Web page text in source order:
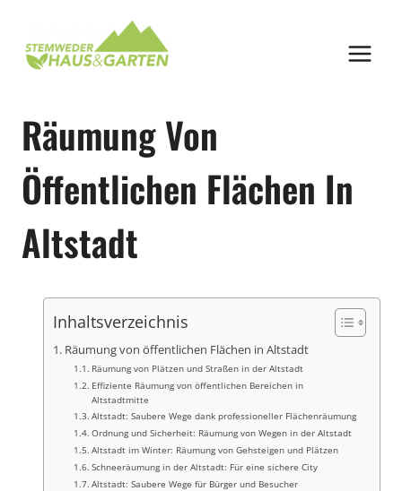
springen
Räumung Von
Öffentlichen Flächen In
Altstadt
Inhaltsverzeichnis
Räumung von öffentlichen Flächen in Altstadt
Räumung von Plätzen und Straßen in der Altstadt
Effiziente Räumung von öffentlichen Bereichen in
Altstadtmitte
Altstadt: Saubere Wege dank professioneller Flächenräumung
Ordnung und Sicherheit: Räumung von Wegen in der Altstadt
Altstadt im Winter: Räumung von Gehsteigen und Plätzen
Schneeräumung in der Altstadt: Für eine sichere City
Altstadt: Saubere Wege für Bürger und Besucher